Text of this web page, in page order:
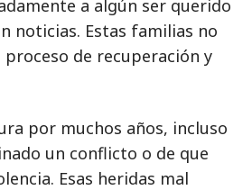
a algún ser querido
noticias. Estas familias no
de recuperación y
por muchos años, incluso
un conflicto o de que
Esas heridas mal